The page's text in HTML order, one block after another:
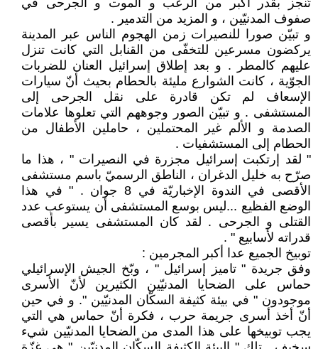
تُنجز بقدر أكبر من الرعب و الموت و الجرحى في
صفوف المدنيّين ، و المزيد من التدمير .
و تبيّن صورا للنصيرات زمن الهجوم الناس عبر المدينة
يركضون مسرعين للتخفّى من القنابل التي كانت تنزل
عليهم كالمطر . و بعد إطلاق إسرائيل العنان للضربات
الجوّية ، كانت الشوارع مليئة بالحطام بحيث أنّ سيارات
الإسعاف لم تكن قادرة على نقل الجرحى إلى
المستشفى . و تبيّن الصور وجوههم التي تعلوها علامات
الصدمة و الألم غير المحتملين ، حاملين الأطفال من
الحطام إلى المستشفيات .
" لقد إرتكبت إسرائيل مجزرة في النصيرات " ، هذا ما
صرّح به خليل الدغران ، الناطق الرسميّ باسم مستشفى
الأقصى في الندوة الإخباريّة في 8 جوان . " في هذا
الوضع الفظيع ...ليس بوسع المستشفى أن يستوعب عدد
القتلى و الجرحى . لقد كان المستشفى يسير بأقصى
قدراته لأسابيع " .
توبيخ الجميع عدا أكبر المجرمين :
وفق جريدة " تاميز إسرائيل " ، وبّخ الجيش الإسرائيلي
حماس على الضحايا المدنيّين الكثيرين لأنّ الأسرى
موجودون " في بيئة كثيفة السكّان المدنيّين ". و في حين
أنّ أخذ أسرى جريمة حرب ، فكرة أنّ حماس هي التي
يجب توبيخها على هذا المدى من الضحايا المدنيّين شيء